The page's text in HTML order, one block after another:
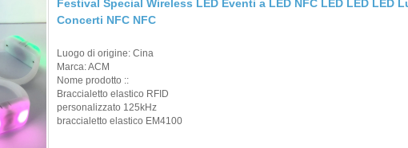
Festival Special Wireless LED Eventi a LED NFC LED LED LED
Concerti NFC NFC
Luogo di origine: Cina
Marca: ACM
Nome prodotto ::
Braccialetto elastico RFID
personalizzato 125kHz
braccialetto elastico EM4100